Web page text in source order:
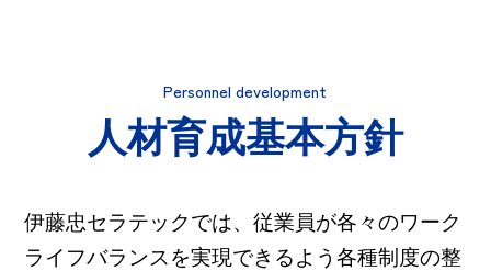
Personnel development
人材育成基本方針
伊藤忠セラテックでは、従業員が各々のワーク
ライフバランスを実現できるよう各種制度の整